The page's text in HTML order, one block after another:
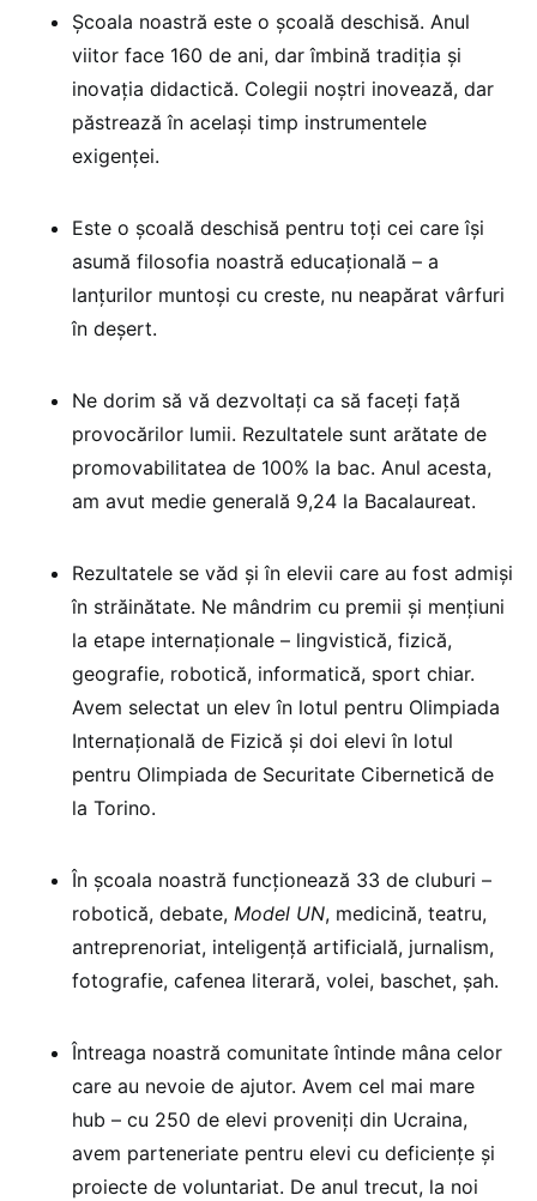
Școala noastră este o școală deschisă. Anul
viitor face 160 de ani, dar îmbină tradiția și
inovația didactică. Colegii noștri inovează, dar
păstrează în același timp instrumentele
exigenței.
Este o școală deschisă pentru toți cei care își
asumă filosofia noastră educațională – a
lanțurilor muntoși cu creste, nu neapărat vârfuri
în deșert.
Ne dorim să vă dezvoltați ca să faceți față
provocărilor lumii. Rezultatele sunt arătate de
promovabilitatea de 100% la bac. Anul acesta,
am avut medie generală 9,24 la Bacalaureat.
Rezultatele se văd și în elevii care au fost admiși
în străinătate. Ne mândrim cu premii și mențiuni
la etape internaționale – lingvistică, fizică,
geografie, robotică, informatică, sport chiar.
Avem selectat un elev în lotul pentru Olimpiada
Internațională de Fizică și doi elevi în lotul
pentru Olimpiada de Securitate Cibernetică de
la Torino.
În școala noastră funcționează 33 de cluburi –
robotică, debate, Model UN, medicină, teatru,
antreprenoriat, inteligență artificială, jurnalism,
fotografie, cafenea literară, volei, baschet, șah.
Întreaga noastră comunitate întinde mâna celor
care au nevoie de ajutor. Avem cel mai mare
hub – cu 250 de elevi proveniți din Ucraina,
avem parteneriate pentru elevi cu deficiențe și
proiecte de voluntariat. De anul trecut, la noi